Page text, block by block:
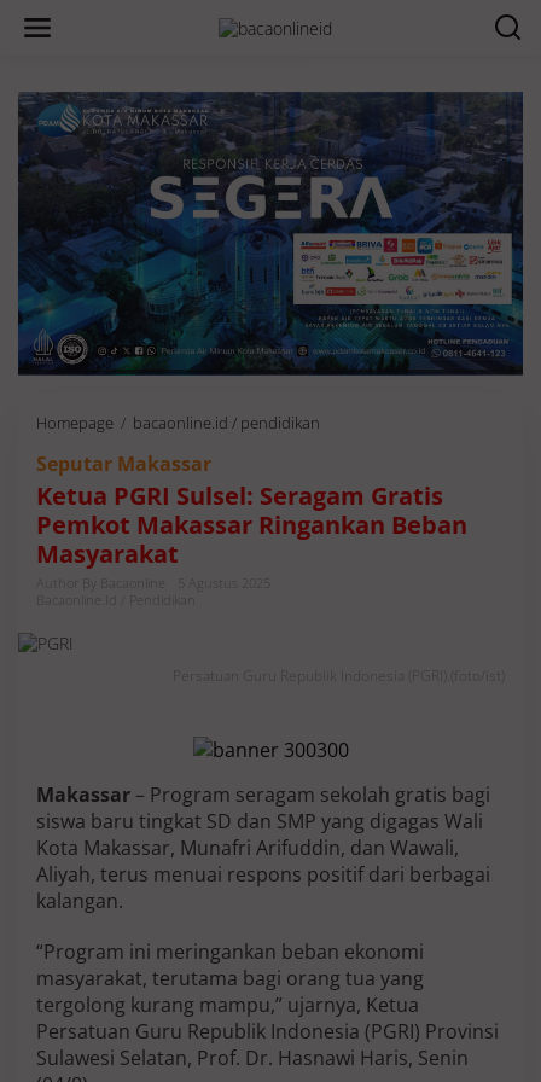
Homepage / bacaonline.id / pendidikan
u
a
P
:
e
r
a
g
a
r
a
t
i
s
P
Seputar Makassar
Ketua PGRI Sulsel: Seragam Gratis
Pemkot Makassar Ringankan Beban
Masyarakat
Author By Bacaonline
5 Agustus 2025
Bacaonline.id / Pendidikan
Persatuan Guru Republik Indonesia (PGRI).(foto/ist)
Makassar – Program seragam sekolah gratis bagi
siswa baru tingkat SD dan SMP yang digagas Wali
Kota Makassar, Munafri Arifuddin, dan Wawali,
Aliyah, terus menuai respons positif dari berbagai
kalangan.
“Program ini meringankan beban ekonomi
masyarakat, terutama bagi orang tua yang
tergolong kurang mampu,” ujarnya, Ketua
Persatuan Guru Republik Indonesia (PGRI) Provinsi
Sulawesi Selatan, Prof. Dr. Hasnawi Haris, Senin